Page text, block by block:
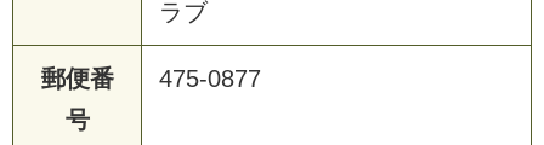
ラブ
郵便番
号
475-0877